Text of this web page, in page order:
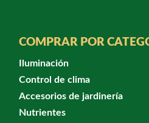
COMPRAR POR
Iluminación
Control de clima
Accesorios de jardinería
Nutrientes